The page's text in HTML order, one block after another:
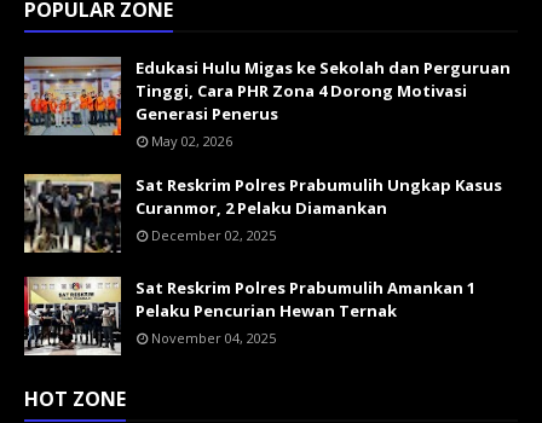
POPULAR ZONE
Edukasi Hulu Migas ke Sekolah dan Perguruan
Tinggi, Cara PHR Zona 4 Dorong Motivasi
Generasi Penerus
May 02, 2026
Sat Reskrim Polres Prabumulih Ungkap Kasus
Curanmor, 2 Pelaku Diamankan
December 02, 2025
Sat Reskrim Polres Prabumulih Amankan 1
Pelaku Pencurian Hewan Ternak
November 04, 2025
HOT ZONE